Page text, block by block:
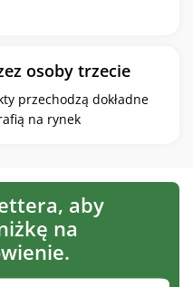
osoby trzecie
przechodzą dokładne
na rynek
aby
na